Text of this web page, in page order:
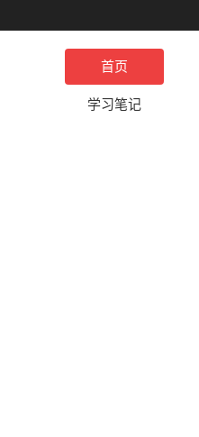
首页
学习笔记